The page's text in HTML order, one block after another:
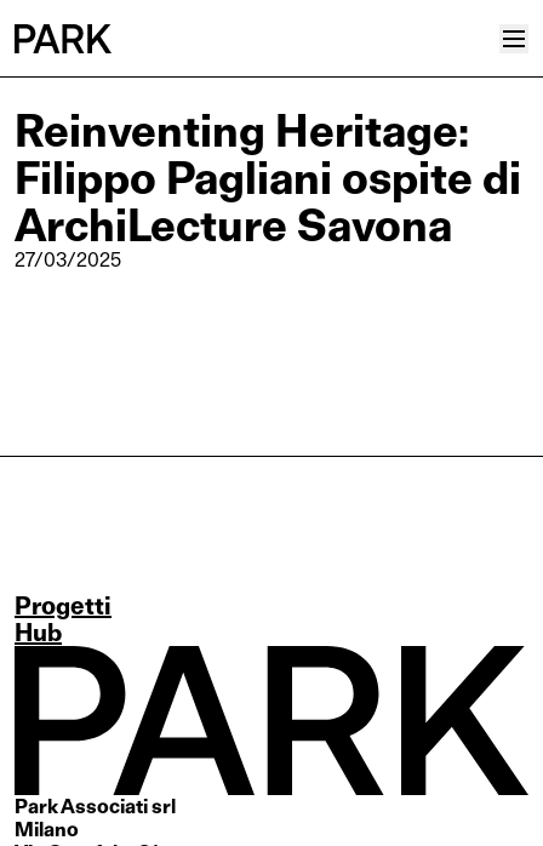
Progetti
Plus
Hub
Reinventing Heritage
Contatti
Reinventing Heritage:
Filippo Pagliani ospite di
ArchiLecture Savona
27/03/2025
Progetti
Hub
Park Associati srl
Milano